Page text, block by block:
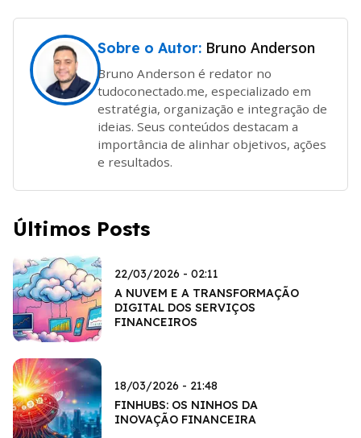
Sobre o Autor: Bruno Anderson
Bruno Anderson é redator no
tudoconectado.me, especializado em
estratégia, organização e integração de
ideias. Seus conteúdos destacam a
importância de alinhar objetivos, ações
e resultados.
Últimos Posts
22/03/2026 - 02:11
A NUVEM E A TRANSFORMAÇÃO
DIGITAL DOS SERVIÇOS
FINANCEIROS
18/03/2026 - 21:48
FINHUBS: OS NINHOS DA
INOVAÇÃO FINANCEIRA